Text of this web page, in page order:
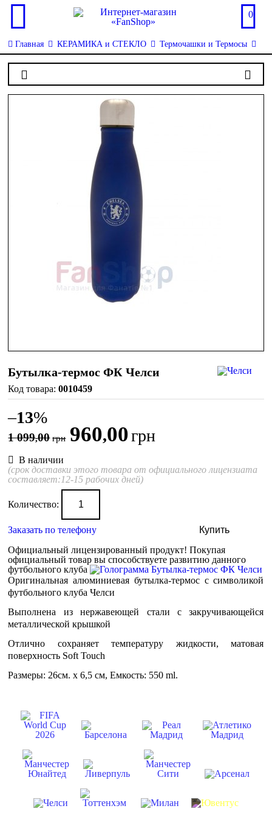
0
Главная КЕРАМИКА и СТЕКЛО Термочашки и Термосы
Бутылка-термос ФК Челси
0010459
–13%
1 099,00 грн 960,00грн
В наличии
(срок доставки этого товара от официального лицензиата
составляет:12-15 рабочих дней)
Количество:
Заказать по телефону
Купить
Официальный лицензированный продукт!Покупая
официальный товар вы способствуете развитию данного
футбольного клуба
Оригинальная алюминиевая бутылка-термос с символикой
футбольного клуба Челси
Выполнена из нержавеющей стали с закручивающейся
металлической крышкой
Отлично сохраняет температуру жидкости, матовая
поверхность Soft Touch
Размеры: 26см. х 6,5 см, Емкость: 550 ml.